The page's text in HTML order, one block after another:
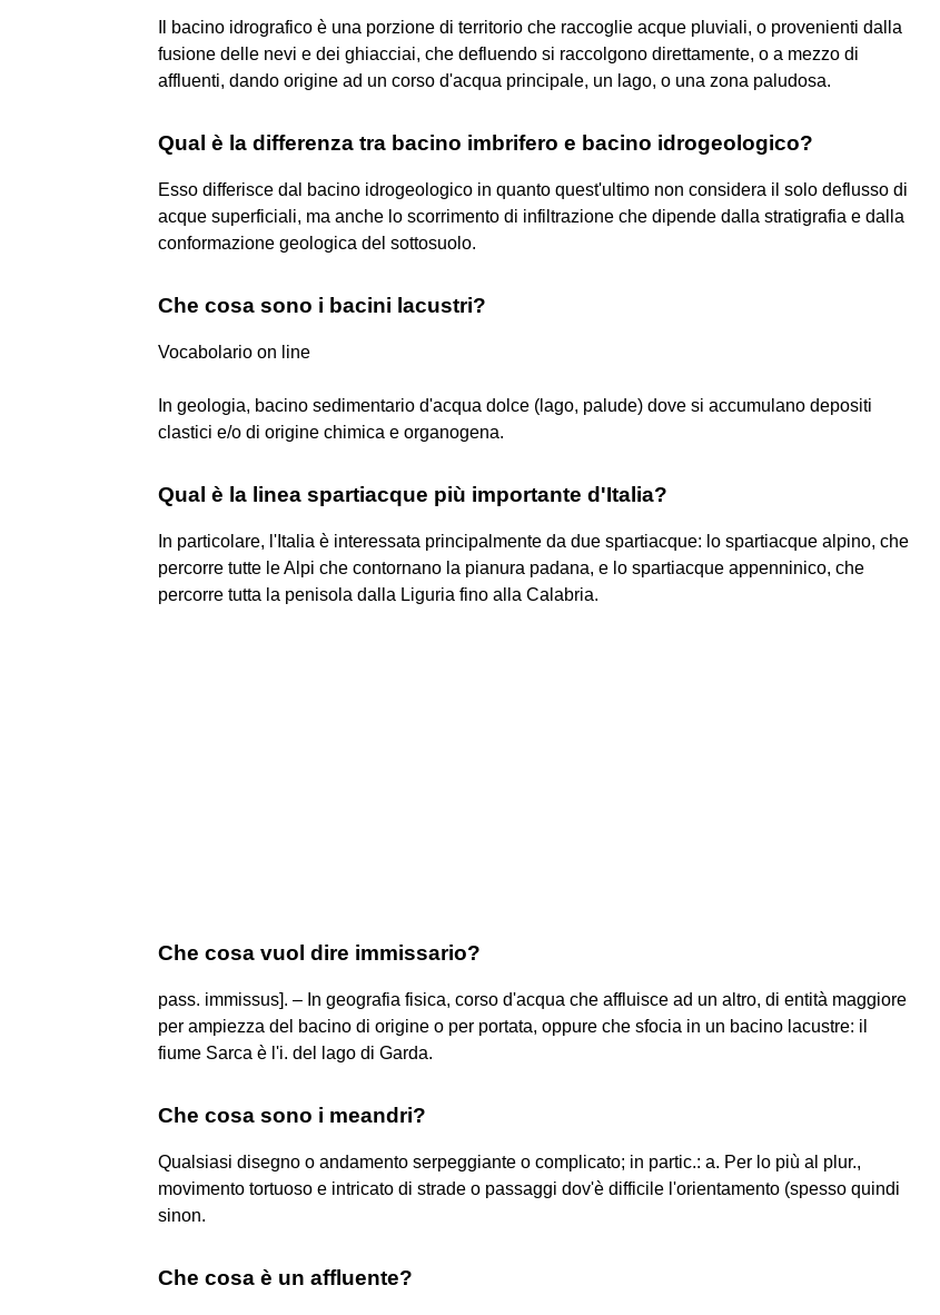
Il bacino idrografico è una porzione di territorio che raccoglie acque pluviali, o provenienti dalla
fusione delle nevi e dei ghiacciai, che defluendo si raccolgono direttamente, o a mezzo di
affluenti, dando origine ad un corso d'acqua principale, un lago, o una zona paludosa.
Qual è la differenza tra bacino imbrifero e bacino idrogeologico?
Esso differisce dal bacino idrogeologico in quanto quest'ultimo non considera il solo deflusso di
acque superficiali, ma anche lo scorrimento di infiltrazione che dipende dalla stratigrafia e dalla
conformazione geologica del sottosuolo.
Che cosa sono i bacini lacustri?
Vocabolario on line
In geologia, bacino sedimentario d'acqua dolce (lago, palude) dove si accumulano depositi
clastici e/o di origine chimica e organogena.
Qual è la linea spartiacque più importante d'Italia?
In particolare, l'Italia è interessata principalmente da due spartiacque: lo spartiacque alpino, che
percorre tutte le Alpi che contornano la pianura padana, e lo spartiacque appenninico, che
percorre tutta la penisola dalla Liguria fino alla Calabria.
Che cosa vuol dire immissario?
pass. immissus]. – In geografia fisica, corso d'acqua che affluisce ad un altro, di entità maggiore
per ampiezza del bacino di origine o per portata, oppure che sfocia in un bacino lacustre: il
fiume Sarca è l'i. del lago di Garda.
Che cosa sono i meandri?
Qualsiasi disegno o andamento serpeggiante o complicato; in partic.: a. Per lo più al plur.,
movimento tortuoso e intricato di strade o passaggi dov'è difficile l'orientamento (spesso quindi
sinon.
Che cosa è un affluente?